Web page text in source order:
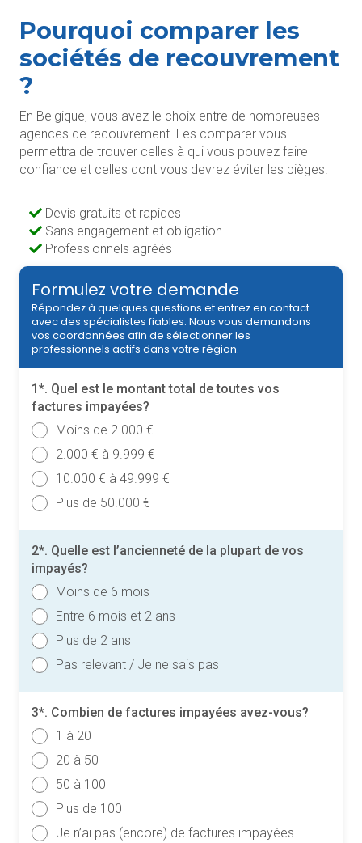
Pourquoi comparer les
sociétés de recouvrement
?
En Belgique, vous avez le choix entre de nombreuses
agences de recouvrement. Les comparer vous
permettra de trouver celles à qui vous pouvez faire
confiance et celles dont vous devrez éviter les pièges.
Devis gratuits et rapides
Sans engagement et obligation
Professionnels agréés
Formulez votre demande
Répondez à quelques questions et entrez en contact
avec des spécialistes fiables. Nous vous demandons
vos coordonnées afin de sélectionner les
professionnels actifs dans votre région.
1*. Quel est le montant total de toutes vos
factures impayées?
Moins de 2.000 €
2.000 € à 9.999 €
10.000 € à 49.999 €
Plus de 50.000 €
2*. Quelle est l’ancienneté de la plupart de vos
impayés?
Moins de 6 mois
Entre 6 mois et 2 ans
Plus de 2 ans
Pas relevant / Je ne sais pas
3*. Combien de factures impayées avez-vous?
1 à 20
20 à 50
50 à 100
Plus de 100
Je n’ai pas (encore) de factures impayées